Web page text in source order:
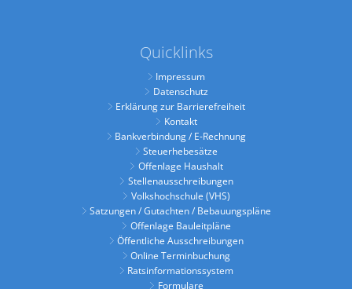
Quicklinks
Impressum
Datenschutz
Erklärung zur Barrierefreiheit
Kontakt
Bankverbindung / E-Rechnung
Steuerhebesätze
Offenlage Haushalt
Stellenausschreibungen
Volkshochschule (VHS)
Satzungen / Gutachten / Bebauungspläne
Offenlage Bauleitpläne
Öffentliche Ausschreibungen
Online Terminbuchung
Ratsinformationssystem
Formulare